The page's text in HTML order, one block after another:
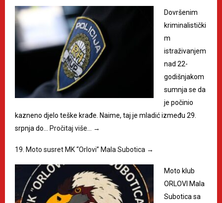
Dovršenim
kriminalistički
m
istraživanjem
nad 22-
godišnjakom
sumnja se da
je počinio
kazneno djelo teške krađe. Naime, taj je mladić između 29.
srpnja do… Pročitaj više… →
19. Moto susret MK “Orlovi” Mala Subotica →
Moto klub
ORLOVI Mala
Subotica sa